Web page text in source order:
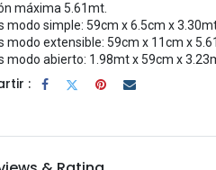
máxima 5.61mt.
modo simple: 59cm x 6.5cm x
modo extensible: 59cm x 11cm x
modo abierto: 1.98mt x 59cm x
: